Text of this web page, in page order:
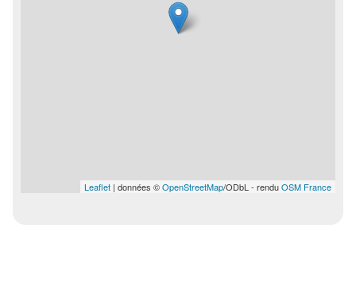
Leaflet | données ©OpenStreetMap/ODbL - renduOSM France